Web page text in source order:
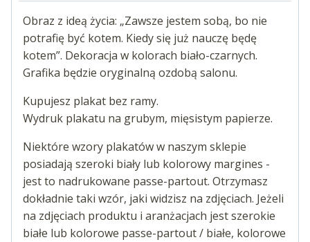
Obraz z ideą życia: „Zawsze jestem sobą, bo nie
potrafię być kotem. Kiedy się już nauczę będę
kotem”. Dekoracja w kolorach biało-czarnych.
Grafika będzie oryginalną ozdobą salonu.
Kupujesz plakat bez ramy.
Wydruk plakatu na grubym, mięsistym papierze.
Niektóre wzory plakatów w naszym sklepie
posiadają szeroki biały lub kolorowy margines -
jest to nadrukowane passe-partout. Otrzymasz
dokładnie taki wzór, jaki widzisz na zdjęciach. Jeżeli
na zdjęciach produktu i aranżacjach jest szerokie
białe lub kolorowe passe-partout / białe, kolorowe